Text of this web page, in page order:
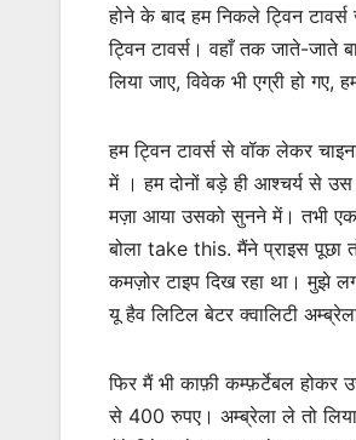
होने के बाद हम निकले ट्विन
ट्विन टावर्स। वहाँ तक जाते-जाते
लिया जाए, विवेक भी एग्री हो गए,
हम ट्विन टावर्स से वॉक लेकर
में । हम दोनों बड़े ही आश्चर्य से
मज़ा आया उसको सुनने में। तभी
बोला take this. मैंने प्राइस पूछा
कमज़ोर टाइप दिख रहा था। मुझे
यू हैव लिटिल बेटर क्वालिटी
फिर मैं भी काफ़ी कम्फ़र्टेबल होकर
से 400 रुपए। अम्ब्रेला ले तो